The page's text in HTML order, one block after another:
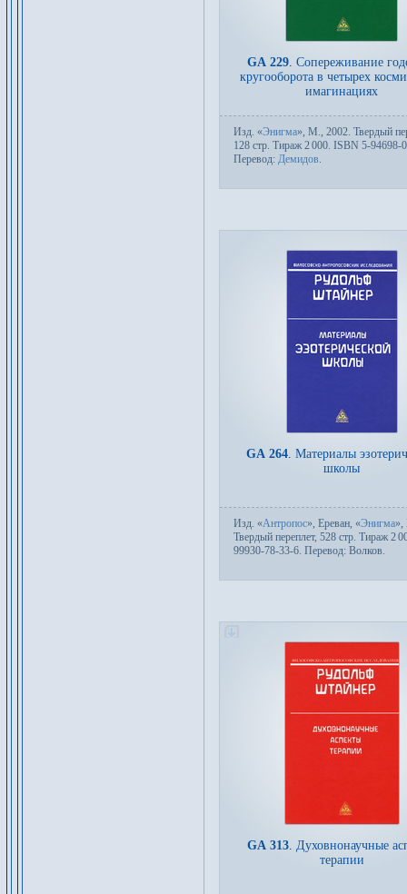
GA 229. Сопереживание
кругооборота в четырех
имагинациях
Изд. «Энигма», М., 2002. Твер­дый
128 стр. Тираж 2000. ISBN 5-94698-
Пере­вод: Демидов.
GA 264. Материалы
школы
Изд. «Антропос», Ереван, «Энигма»,
Твер­дый пе­ре­плет, 528 стр. Тираж 2
99930-78-33-6. Пере­вод: Волков.
GA 313. Духовнонаучные
терапии